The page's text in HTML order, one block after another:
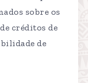
sobre os
créditos de
de